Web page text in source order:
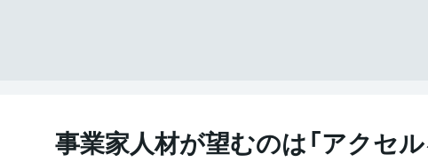
事業家人材が望むのは「アクセ